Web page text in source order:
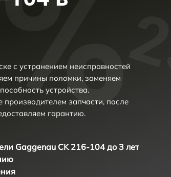
с устранением неисправностей
причины поломки, заменяем
устройства.
запчасти, после
гарантию.
Gaggenau CK 216-104 до 3 лет